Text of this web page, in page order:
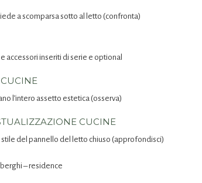
a scomparsa sotto al letto (confronta)
accessori inseriti di serie e optional
CUCINE
l’intero assetto estetica (osserva)
CUCINE
del pannello del letto chiuso (approfondisci)
– residence